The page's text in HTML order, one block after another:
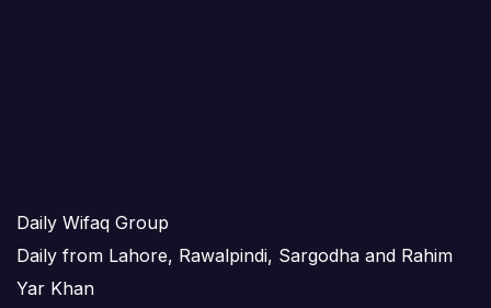
Daily Wifaq Group
Daily from Lahore, Rawalpindi, Sargodha and Rahim
Yar Khan